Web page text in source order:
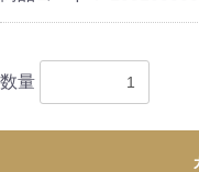
数量